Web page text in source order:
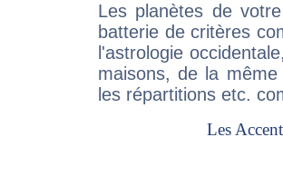
Les planètes de
batterie de critères
l'astrologie
maisons, de la
les répartitions etc.